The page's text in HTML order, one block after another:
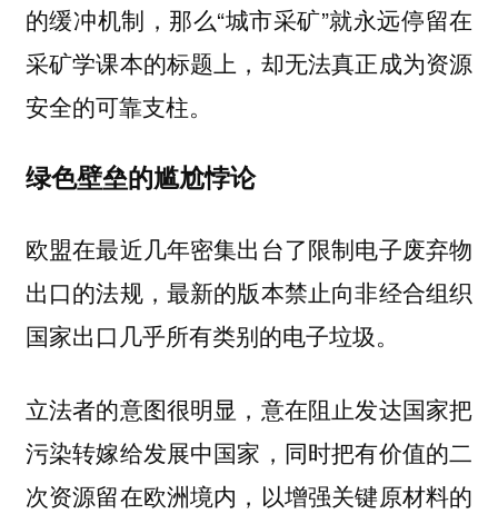
的缓冲机制，那么“城市采矿”就永远停留在
采矿学课本的标题上，却无法真正成为资源
安全的可靠支柱。
绿色壁垒的尴尬悖论
欧盟在最近几年密集出台了限制电子废弃物
出口的法规，最新的版本禁止向非经合组织
国家出口几乎所有类别的电子垃圾。
立法者的意图很明显，意在阻止发达国家把
污染转嫁给发展中国家，同时把有价值的二
次资源留在欧洲境内，以增强关键原材料的